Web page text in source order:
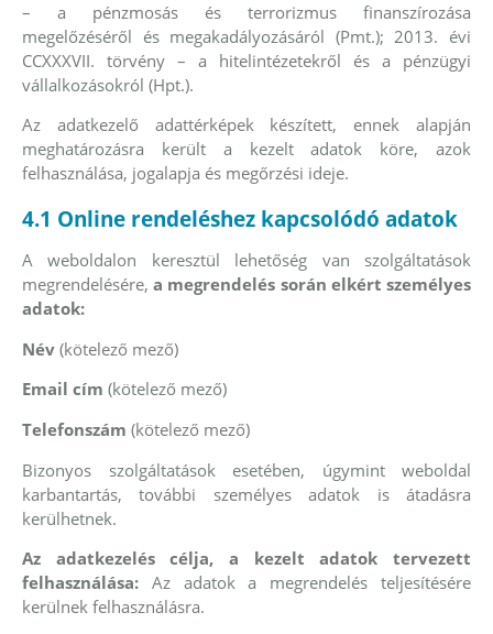
– a pénzmosás és terrorizmus finanszírozása
megelőzéséről és megakadályozásáról (Pmt.); 2013. évi
CCXXXVII. törvény – a hitelintézetekről és a pénzügyi
vállalkozásokról (Hpt.).
Az adatkezelő adattérképek készített, ennek alapján
meghatározásra került a kezelt adatok köre, azok
felhasználása, jogalapja és megőrzési ideje.
4.1 Online rendeléshez kapcsolódó adatok
A weboldalon keresztül lehetőség van szolgáltatások
megrendelésére,a megrendelés során elkért személyes
adatok:
Név (kötelező mező)
Email cím (kötelező mező)
Telefonszám (kötelező mező)
Bizonyos szolgáltatások esetében, úgymint weboldal
karbantartás, további személyes adatok is átadásra
kerülhetnek.
Az adatkezelés célja, a kezelt adatok tervezett
felhasználása: Az adatok a megrendelés teljesítésére
kerülnek felhasználásra.